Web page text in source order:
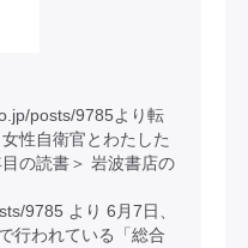
posts/9785より転
性自衛官とわたした
の読書＞ 岩波書店の
9785 より 6月7日、
行われている「総合